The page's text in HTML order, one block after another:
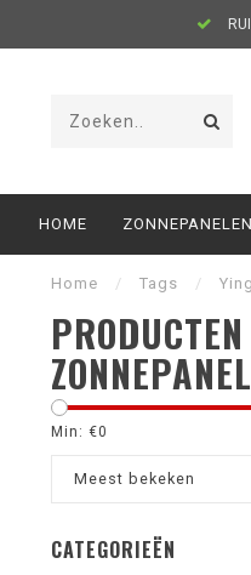
HOME ZONNEPANELEN
Home / Tags /
Min: €0
Meest bekeken
CATEGORIEËN